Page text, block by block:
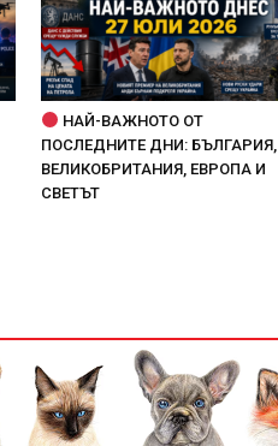
НАЙ-ВАЖНОТО ОТ
ПОСЛЕДНИТЕ ДНИ: БЪЛГАРИЯ,
ВЕЛИКОБРИТАНИЯ, ЕВРОПА И
СВЕТЪТ